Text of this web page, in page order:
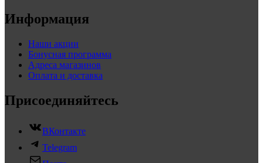
Информация
Наши акции
Бонусная программа
Адреса магазинов
Оплата и доставка
Присоединяйтесь
ВКонтакте
Telegram